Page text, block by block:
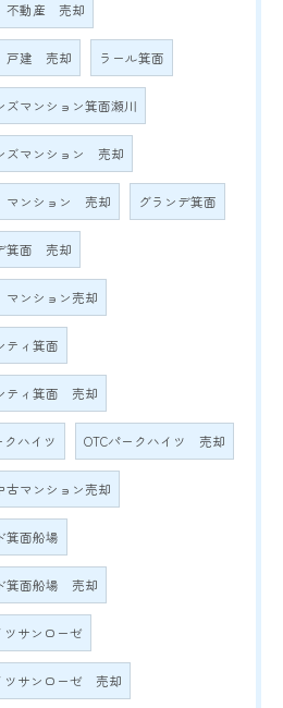
不動産 売却
戸建 売却 ラール箕面
ズマンション箕面瀬川
ズマンション 売却
ンション 売却 グランデ箕面
箕面 売却
ンション売却
ティ箕面
ティ箕面 売却
クハイツ OTCパークハイツ 売却
マンション売却
箕面船場
箕面船場 売却
ツサンローゼ
ツサンローゼ 売却